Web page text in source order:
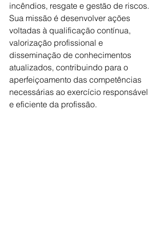
incêndios, resgate e gestão de riscos.
Sua missão é desenvolver ações
voltadas à qualificação contínua,
valorização profissional e
disseminação de conhecimentos
atualizados, contribuindo para o
aperfeiçoamento das competências
necessárias ao exercício responsável
e eficiente da profissão.